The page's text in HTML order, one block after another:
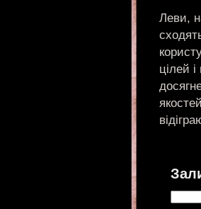
Леви,
цілей